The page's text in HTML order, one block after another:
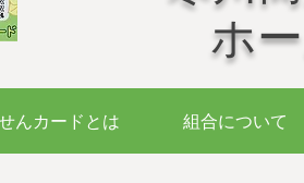
ホ
んカードとは 組合について